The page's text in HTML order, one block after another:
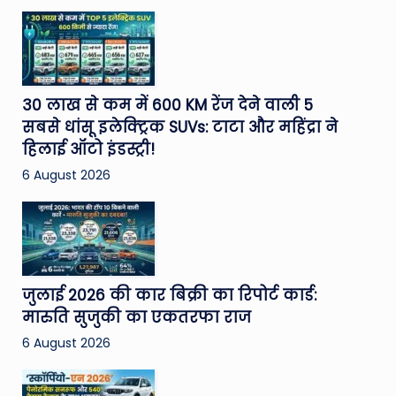
30 लाख से कम में 600 KM रेंज देने वाली 5
सबसे धांसू इलेक्ट्रिक SUVs: टाटा और महिंद्रा ने
हिलाई ऑटो इंडस्ट्री!
6 August 2026
जुलाई 2026 की कार बिक्री का रिपोर्ट कार्ड:
मारुति सुजुकी का एकतरफा राज
6 August 2026